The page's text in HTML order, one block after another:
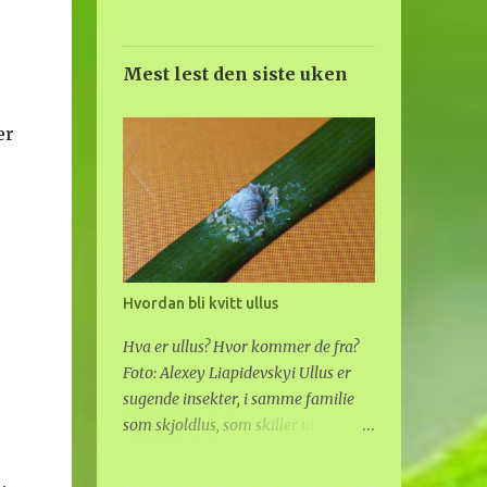
Mest lest den siste uken
Hvordan bli kvitt ullus
Hva er ullus? Hvor kommer de fra?
Foto: Alexey Liapidevskyi Ullus er
sugende insekter, i samme familie
som skjoldlus, som skiller ut